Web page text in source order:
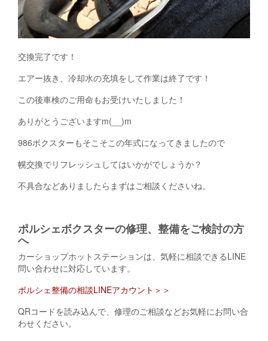
交換完了です！
エアー抜き、冷却水の充填をして作業は終了です！
この後車検のご用命もお受けいたしました！
ありがとうございますm(__)m
986ボクスターもそこそこの年式になってきましたので
幌交換でリフレッシュしてはいかがでしょうか？
不具合などありましたらまずはご相談くださいね。
ポルシェボクスターの修理、整備をご検討の方
へ
カーショップホットステーションは、気軽に相談できるLINE
問い合わせに対応しています。
ポルシェ整備の相談LINEアカウント＞＞
QRコードを読み込んで、修理のご相談などお気軽にお問い合
わせください。